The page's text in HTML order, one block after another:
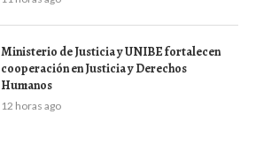
Ministerio de Justicia y UNIBE fortalecen
cooperación en Justicia y Derechos
Humanos
12 horas ago